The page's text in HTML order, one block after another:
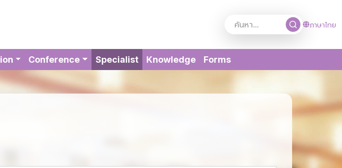
ภาษาไทย
Conference Specialist(current)
Knowledge Forms